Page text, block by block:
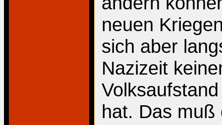
neuen
sich aber
Nazizeit
hat. Das muß